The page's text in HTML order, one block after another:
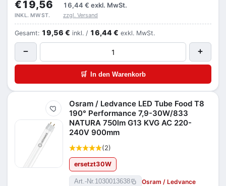
€19,56 16,44 € exkl. MwSt.
INKL. MWST. zzgl. Versand
Gesamt: 19,56 € inkl. / 16,44 € exkl. MwSt.
− +
🛒 In den Warenkorb
Merken
Osram / Ledvance LED Tube Food T8
190° Performance 7,9-30W/833
NATURA 750lm G13 KVG AC 220-
240V 900mm
(2)
ersetzt30W
Art.-Nr.1030013638 Osram / Ledvance